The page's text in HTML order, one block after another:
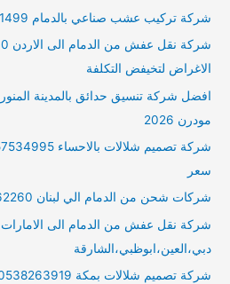
شركة تركيب عشب صناعي بالدمام 0573661499
الاغراض لتخيفض التكلفة
مودرن 2026
سعر
شركات شحن من الدمام الي لبنان 0561162260
دبي،العين،ابوظبي،الشارقة
شركة تصميم شلالات بمكة 0538263919 شلالات مودرن 2026